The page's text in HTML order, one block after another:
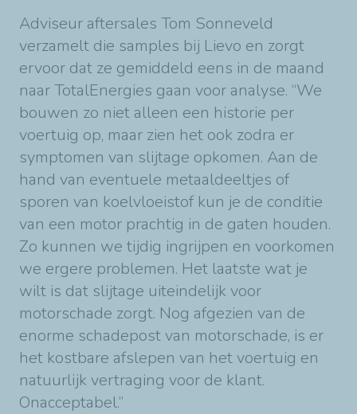
Adviseur aftersales Tom Sonneveld
verzamelt die samples bij Lievo en zorgt
ervoor dat ze gemiddeld eens in de maand
naar TotalEnergies gaan voor analyse. “We
bouwen zo niet alleen een historie per
voertuig op, maar zien het ook zodra er
symptomen van slijtage opkomen. Aan de
hand van eventuele metaaldeeltjes of
sporen van koelvloeistof kun je de conditie
van een motor prachtig in de gaten houden.
Zo kunnen we tijdig ingrijpen en voorkomen
we ergere problemen. Het laatste wat je
wilt is dat slijtage uiteindelijk voor
motorschade zorgt. Nog afgezien van de
enorme schadepost van motorschade, is er
het kostbare afslepen van het voertuig en
natuurlijk vertraging voor de klant.
Onacceptabel.”